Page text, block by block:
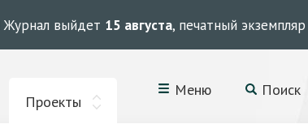
Журнал выйдет 15 августа, печатный
Проекты
Меню Поиск